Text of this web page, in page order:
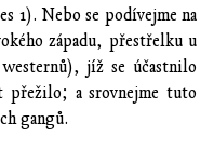
1). Nebo se podívejme na
západu, přestřelku u
jíž se účastnilo
a srovnejme tuto
gangů.